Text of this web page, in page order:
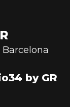
Barcelona
by GR